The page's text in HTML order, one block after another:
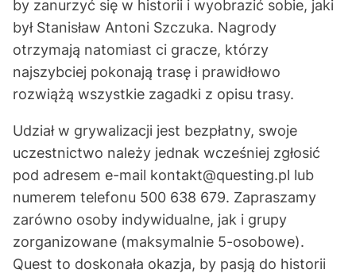
by zanurzyć się w historii i wyobrazić sobie, jaki
był Stanisław Antoni Szczuka. Nagrody
otrzymają natomiast ci gracze, którzy
najszybciej pokonają trasę i prawidłowo
rozwiążą wszystkie zagadki z opisu trasy.
Udział w grywalizacji jest bezpłatny, swoje
uczestnictwo należy jednak wcześniej zgłosić
pod adresem e-mail kontakt@questing.pl lub
numerem telefonu 500 638 679. Zapraszamy
zarówno osoby indywidualne, jak i grupy
zorganizowane (maksymalnie 5-osobowe).
Quest to doskonała okazja, by pasją do historii